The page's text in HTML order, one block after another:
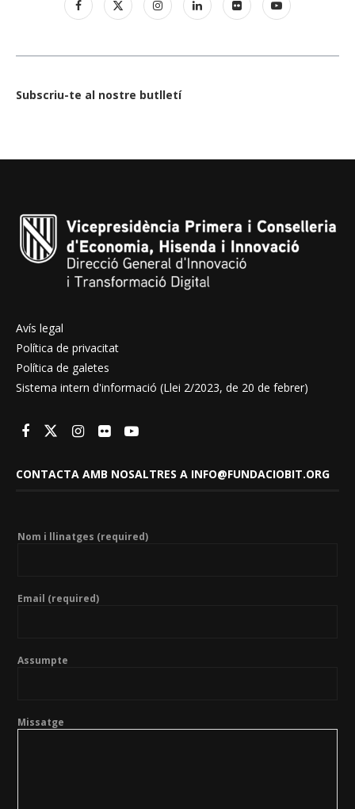
Subscriu-te al nostre butlletí
Avís legal
Política de privacitat
Política de galetes
Sistema intern d'informació (Llei 2/2023, de 20 de febrer)
CONTACTA AMB NOSALTRES A INFO@FUNDACIOBIT.ORG
Nom i llinatges (required)
Email (required)
Assumpte
Missatge